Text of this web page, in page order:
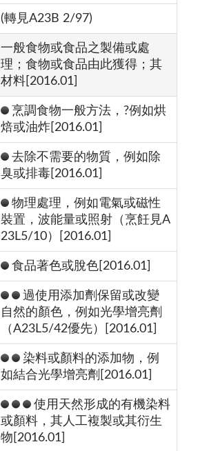
(轉見A23B 2/97)
一般食物或食品之製備或處
理；食物或食品由此獲得；其
材料[2016.01]
烹調食物一般方法，?例如烘
焙或油炸[2016.01]
去除不需要的物質，例如除
臭或排毒[2016.01]
物理處理，例如電氣或磁性
裝置，波能量或照射（烹飪見A
23L5/10）[2016.01]
食品著色或脫色[2016.01]
過使用添加劑保留或改變
自然的顏色，例如光學增亮劑
（A23L5/42優先）[2016.01]
染料或顏料的添加物，例
如結合光學增亮劑[2016.01]
使用天然形成的有機染料
或顏料，其人工複製或其衍生
物[2016.01]